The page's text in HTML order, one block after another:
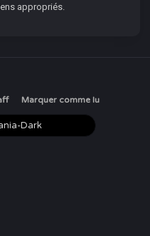
appropriés.
Marquer comme lu